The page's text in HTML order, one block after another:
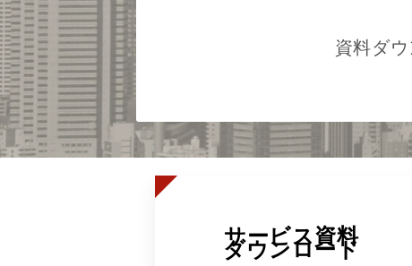
資料ダ
サービス資料
ダウンロード